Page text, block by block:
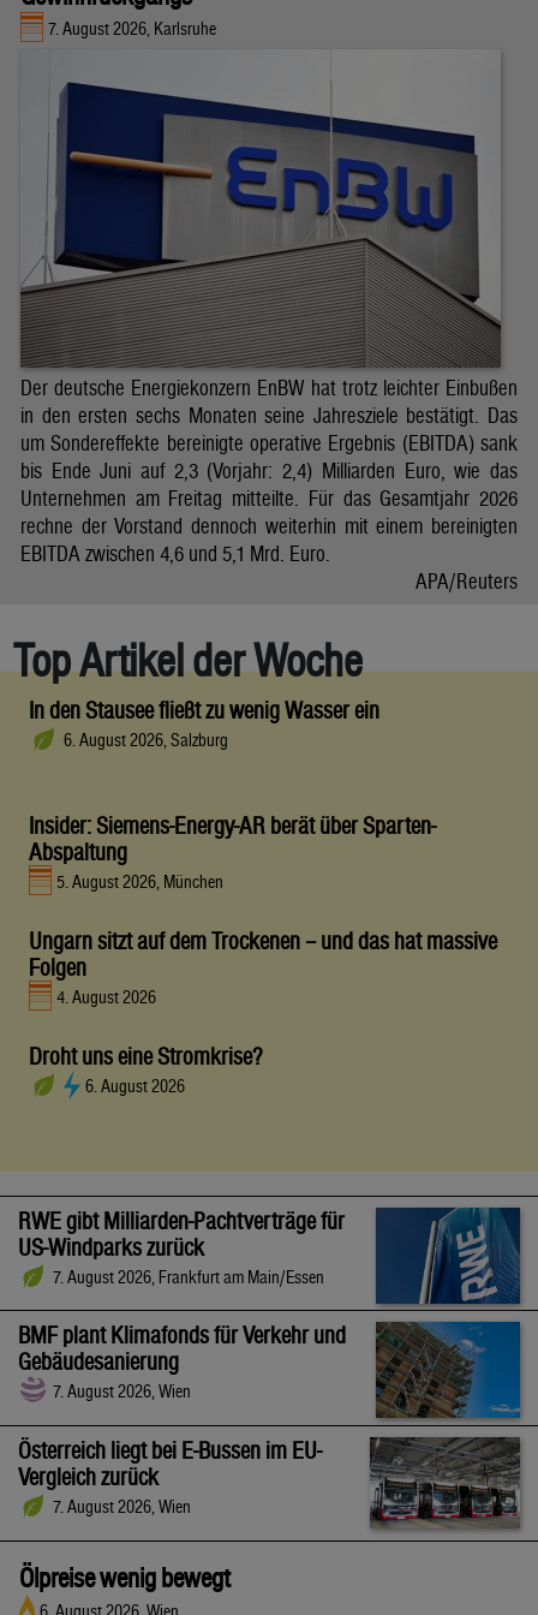
7. August 2026, Karlsruhe
Der deutsche Energiekonzern EnBW hat trotz leichter Einbußen
in den ersten sechs Monaten seine Jahresziele bestätigt. Das
um Sondereffekte bereinigte operative Ergebnis (EBITDA) sank
bis Ende Juni auf 2,3 (Vorjahr: 2,4) Milliarden Euro, wie das
Unternehmen am Freitag mitteilte. Für das Gesamtjahr 2026
rechne der Vorstand dennoch weiterhin mit einem bereinigten
EBITDA zwischen 4,6 und 5,1 Mrd. Euro.
APA/Reuters
Top Artikel der Woche
In den Stausee fließt zu wenig Wasser ein
6. August 2026, Salzburg
Insider: Siemens-Energy-AR berät über Sparten-
Abspaltung
5. August 2026, München
Ungarn sitzt auf dem Trockenen – und das hat massive
Folgen
4. August 2026
Droht uns eine Stromkrise?
6. August 2026
RWE gibt Milliarden-Pachtverträge für
US-Windparks zurück
7. August 2026, Frankfurt am Main/Essen
BMF plant Klimafonds für Verkehr und
Gebäudesanierung
7. August 2026, Wien
Österreich liegt bei E-Bussen im EU-
Vergleich zurück
7. August 2026, Wien
Ölpreise wenig bewegt